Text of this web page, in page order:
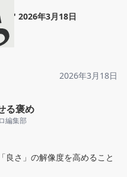
" 2026年3月18日
2026年3月18日
る褒め
編集部
良さ」の解像度を高めること